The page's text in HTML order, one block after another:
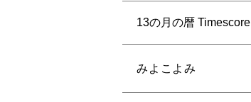
13の月の暦 Timescore
みよこよみ